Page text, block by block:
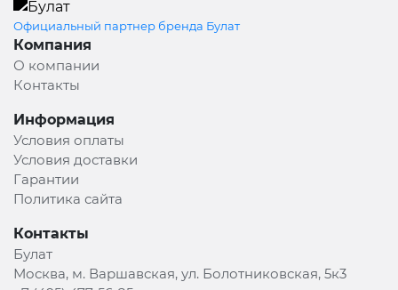
Официальный партнер бренда Булат
Компания
О компании
Контакты
Информация
Условия оплаты
Условия доставки
Гарантии
Политика сайта
Контакты
Булат
Москва, м. Варшавская, ул. Болотниковская, 5к3